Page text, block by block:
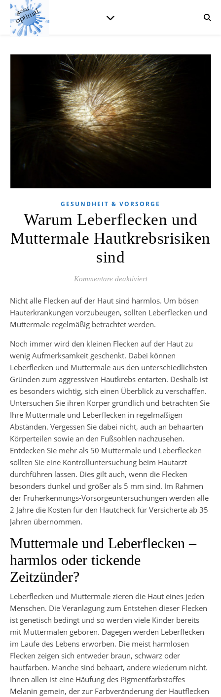
GESUNDHEIT & VORSORGE
Warum Leberflecken und
Muttermale Hautkrebsrisiken
sind
Kommentare deaktiviertfür Warum
Nicht alle Flecken auf der Haut sind harmlos. Um bösen
Hauterkrankungen vorzubeugen, sollten Leberflecken und
Muttermale regelmäßig betrachtet werden.
Noch immer wird den kleinen Flecken auf der Haut zu
wenig Aufmerksamkeit geschenkt. Dabei können
Leberflecken und Muttermale aus den unterschiedlichsten
Gründen zum aggressiven Hautkrebs entarten. Deshalb ist
es besonders wichtig, sich einen Überblick zu verschaffen.
Untersuchen Sie ihren Körper gründlich und betrachten Sie
Ihre Muttermale und Leberflecken in regelmäßigen
Abständen. Vergessen Sie dabei nicht, auch an behaarten
Körperteilen sowie an den Fußsohlen nachzusehen.
Entdecken Sie mehr als 50 Muttermale und Leberflecken
sollten Sie eine Kontrolluntersuchung beim Hautarzt
durchführen lassen. Dies gilt auch, wenn die Flecken
besonders dunkel und größer als 5 mm sind. Im Rahmen
der Früherkennungs-Vorsorgeuntersuchungen werden alle
2 Jahre die Kosten für den Hautcheck für Versicherte ab 35
Jahren übernommen.
Muttermale und Leberflecken –
harmlos oder tickende
Zeitzünder?
Leberflecken und Muttermale zieren die Haut eines jeden
Menschen. Die Veranlagung zum Entstehen dieser Flecken
ist genetisch bedingt und so werden viele Kinder bereits
mit Muttermalen geboren. Dagegen werden Leberflecken
im Laufe des Lebens erworben. Die meist harmlosen
Flecken zeigen sich entweder braun, schwarz oder
hautfarben. Manche sind behaart, andere wiederum nicht.
Ihnen allen ist eine Häufung des Pigmentfarbstoffes
Melanin gemein, der zur Farbveränderung der Hautflecken